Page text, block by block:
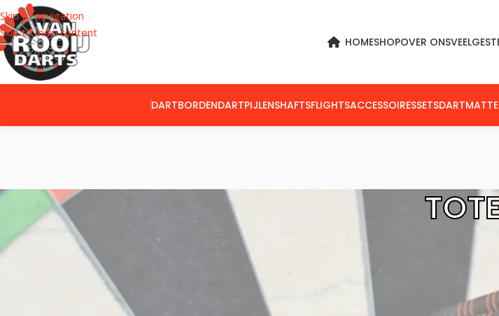
Skip to navigation
Skip to main content
HOMESHOPOVER ONS
DARTBORDENDARTPIJLENSHAFTSFLIGHTSACCESSOIRESSETS
Home Producten getagged “Totem”